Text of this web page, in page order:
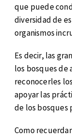
que puede
diversidad de
organismos
Es decir, las
los bosques de
reconocerles
apoyar las
de los bosques
Como